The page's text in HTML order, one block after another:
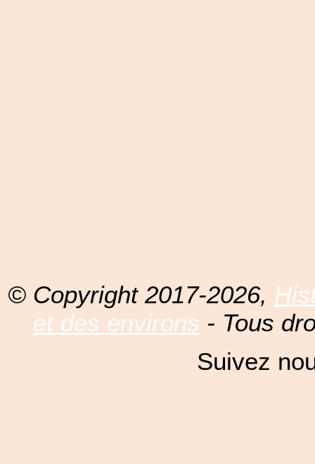
© Copyright 2017-2026,
et des environs - Tous
Suivez